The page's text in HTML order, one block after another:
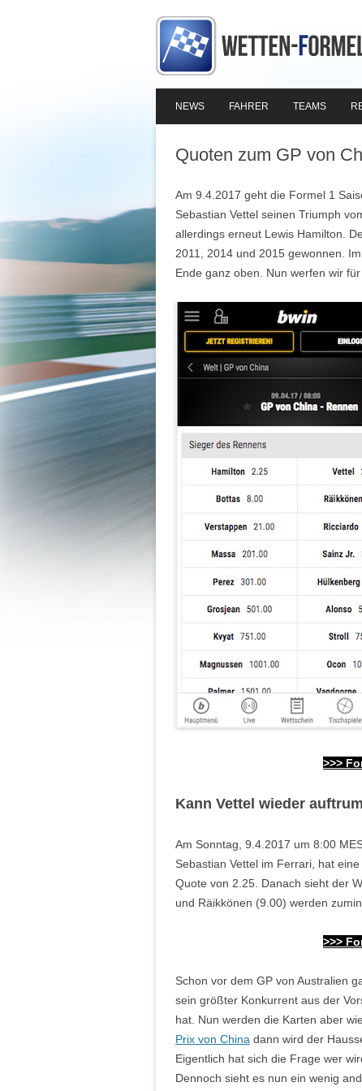
NEWS FAHRER TEAMS
Quoten zum GP von
Am 9.4.2017 geht die Formel 1
Sebastian Vettel seinen Triumph
allerdings erneut Lewis Hamilton.
2011, 2014 und 2015 gewonnen.
Ende ganz oben. Nun werfen wir
>>>
Kann Vettel wieder
Am Sonntag, 9.4.2017 um 8:00
Sebastian Vettel im Ferrari, hat
Quote von 2.25. Danach sieht der
und Räikkönen (9.00) werden
>>>
Schon vor dem GP von Australien
sein größter Konkurrent aus der
hat. Nun werden die Karten aber
Prix von China dann wird der
Eigentlich hat sich die Frage wer
Dennoch sieht es nun ein wenig